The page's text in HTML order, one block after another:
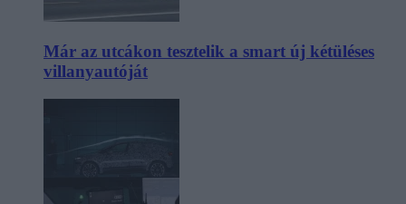
Már az utcákon tesztelik a smart új kétüléses
villanyautóját